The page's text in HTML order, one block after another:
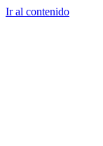
Ir al contenido